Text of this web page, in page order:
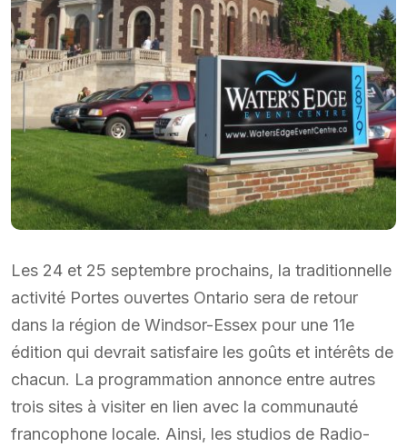
Les 24 et 25 septembre prochains, la traditionnelle
activité Portes ouvertes Ontario sera de retour
dans la région de Windsor-Essex pour une 11e
édition qui devrait satisfaire les goûts et intérêts de
chacun. La programmation annonce entre autres
trois sites à visiter en lien avec la communauté
francophone locale. Ainsi, les studios de Radio-